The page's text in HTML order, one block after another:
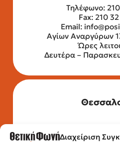
Διαχείριση
Τηλέφωνο:
Fax: 210
Email:
Αγίων Αναργύρων
Ώρες
Δευτέρα –
Τηλέφωνο: